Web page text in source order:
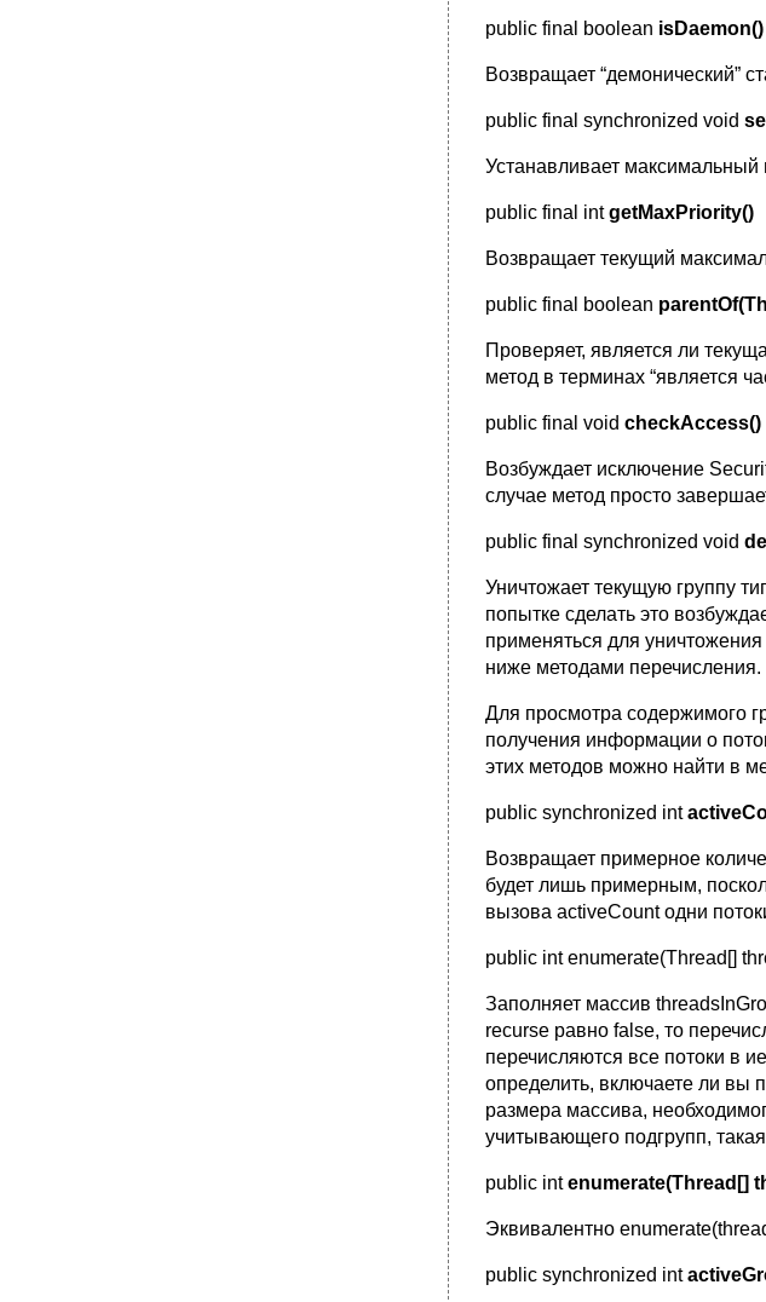
public final boolean isDaemon()
Возвращает “демонический”
public final synchronized void
Устанавливает максимальный
public final intgetMaxPriority()
Возвращает текущий
public final boolean
Проверяет, является ли
метод в терминах “является
public final void checkAccess()
Возбуждает исключение
случае метод просто
public final synchronized void
Уничтожает текущую группу
попытке сделать это
применяться для
ниже методами
Для просмотра содержимого
получения информации о
этих методов можно найти в
public synchronized int
Возвращает примерное
будет лишь примерным,
вызова activeCount одни
public int enumerate(Thread[]
Заполняет массив
recurse равно false, то
перечисляются все потоки в
определить, включаете ли вы
размера массива,
учитывающего подгрупп,
public intenumerate(Thread[]
Эквивалентно
public synchronized int